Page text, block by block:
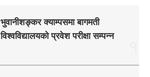
भुवानीशङ्कर क्याम्पसमा बागमती
विश्वविद्यालयको प्रवेश परीक्षा सम्पन्न